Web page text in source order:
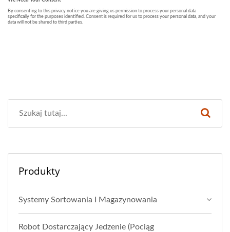
Produkty
Systemy Sortowania I Magazynowania
Robot Dostarczający Jedzenie (Pociąg